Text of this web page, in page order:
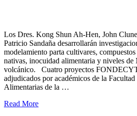
Los Dres. Kong Shun Ah-Hen, John
Patricio Sandaña desarrollarán
modelamiento parta cultivares,
nativas, inocuidad alimentaria y niveles de
volcánico. Cuatro proyectos
adjudicados por académicos de la
Alimentarias de la …
Read More